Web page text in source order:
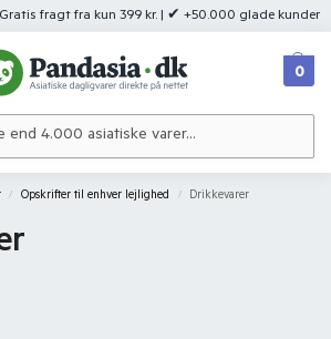
fragt fra kun 399 kr. | ✔ +50.000 glade kunder
0
/ Opskrifter til enhver lejlighed / Drikkevarer